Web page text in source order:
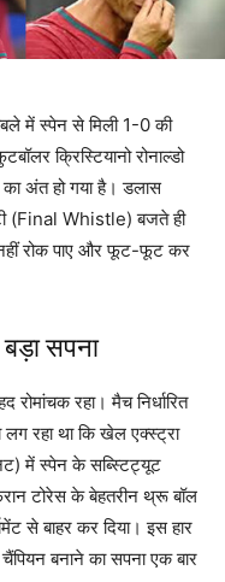
में स्पेन से मिली 1-0 की
क्रिस्टियानो रोनाल्डो
अंत हो गया है। डलास
(Final Whistle) बजते ही
नहीं रोक पाए और फूट-फूट कर
सपना
रहा। मैच निर्धारित
रहा था कि खेल एक्स्ट्रा
में स्पेन के सब्स्टिट्यूट
टोरेस के बेहतरीन थ्रू बॉल
से बाहर कर दिया। इस हार
बनाने का सपना एक बार